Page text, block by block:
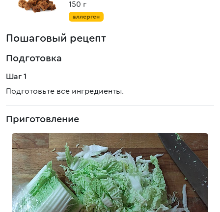
150 г
аллерген
Пошаговый рецепт
Подготовка
Шаг 1
Подготовьте все ингредиенты.
Приготовление